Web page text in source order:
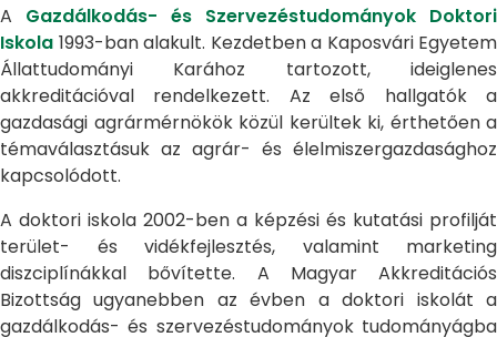
A Gazdálkodás- és Szervezéstudományok Doktori
Iskola 1993-ban alakult. Kezdetben a Kaposvári Egyetem
Állattudományi Karához tartozott, ideiglenes
akkreditációval rendelkezett. Az első hallgatók a
gazdasági agrármérnökök közül kerültek ki, érthetően a
témaválasztásuk az agrár- és élelmiszergazdasághoz
kapcsolódott.
A doktori iskola 2002-ben a képzési és kutatási profilját
terület- és vidékfejlesztés, valamint marketing
diszciplínákkal bővítette. A Magyar Akkreditációs
Bizottság ugyanebben az évben a doktori iskolát a
gazdálkodás- és szervezéstudományok tudományágba